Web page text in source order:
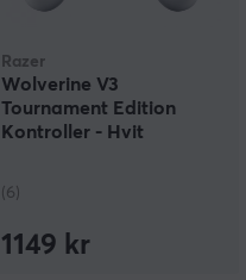
Razer
Wolverine V3
Tournament Edition
Kontroller - Hvit
(6)
1149 kr